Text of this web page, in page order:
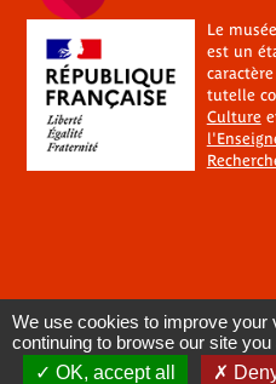
Le
est un
tutelle
Culture
We use cookies to improve your
continuing to browse our site
OK, accept all